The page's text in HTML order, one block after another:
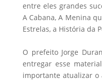
entre eles grandes
A Cabana, A Menina
Estrelas, a História da
O prefeito Jorge
entregar esse
importante atualizar o